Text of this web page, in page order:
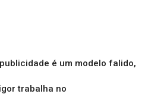
é um modelo falido,
trabalha no